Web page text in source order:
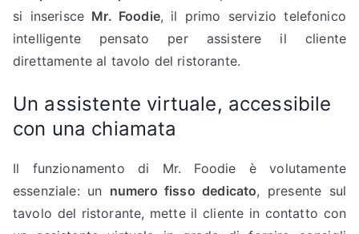
si inserisce Mr. Foodie, il primo servizio telefonico
intelligente pensato per assistere il cliente
direttamente al tavolo del ristorante.
Un assistente virtuale, accessibile
con una chiamata
Il funzionamento di Mr. Foodie è volutamente
essenziale: un numero fisso dedicato, presente sul
tavolo del ristorante, mette il cliente in contatto con